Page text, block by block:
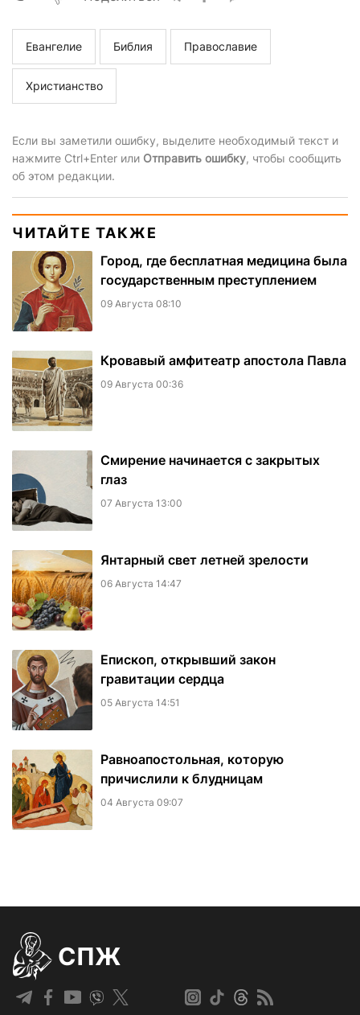
Евангелие Библия Православие
Христианство
Если вы заметили ошибку, выделите необходимый текст и
нажмите Ctrl+Enter или Отправить ошибку, чтобы сообщить
об этом редакции.
ЧИТАЙТЕ ТАКЖЕ
Город, где бесплатная медицина была
государственным преступлением
09 Августа 08:10
​Кровавый амфитеатр апостола Павла
09 Августа 00:36
Смирение начинается с закрытых
глаз
07 Августа 13:00
Янтарный свет летней зрелости
06 Августа 14:47
Епископ, открывший закон
гравитации сердца
05 Августа 14:51
Равноапостольная, которую
причислили к блудницам
04 Августа 09:07
СПЖ